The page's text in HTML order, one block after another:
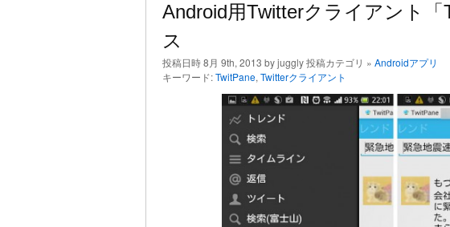
Android用Twitterクライアント
ス
投稿日時 8月 9th, 2013 by juggly 投稿カテゴリ » Androidアプリ
キーワード:TwitPane, Twitterクライアント